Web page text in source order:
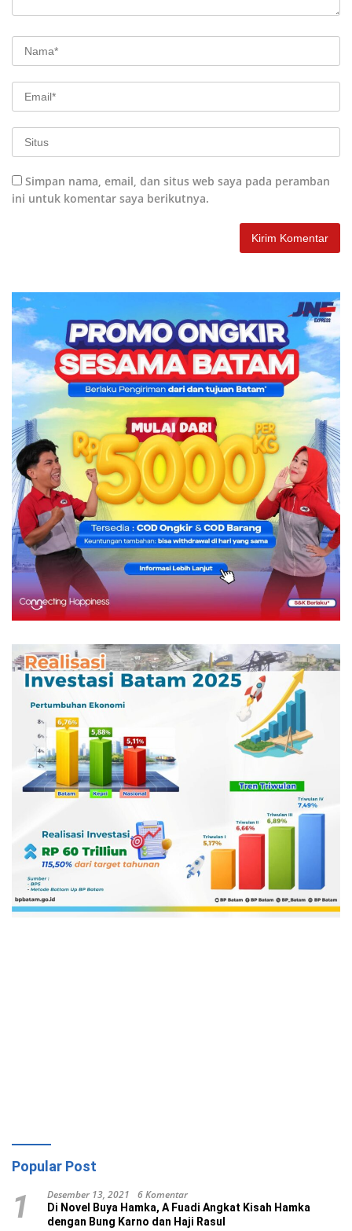
Simpan nama, email, dan situs web saya pada peramban
ini untuk komentar saya berikutnya.
Popular Post
1 Desember 13, 2021 6 Komentar
Di Novel Buya Hamka, A Fuadi Angkat Kisah Hamka
dengan Bung Karno dan Haji Rasul